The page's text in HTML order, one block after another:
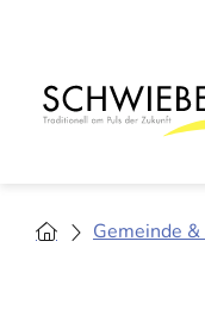
Gemeinde